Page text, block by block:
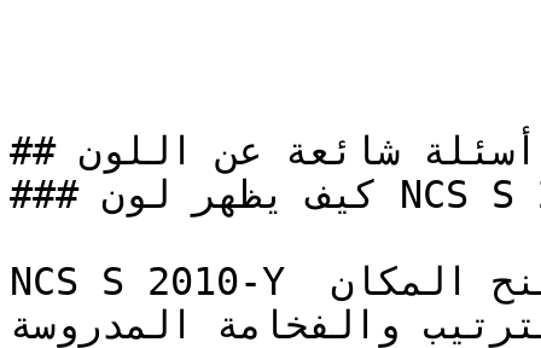
## أسئلة شائعة عن اللون
### كيف يظهر لون NCS S 2010-Y في الغرف مع الإضاءة؟
NCS S 2010-Y طلاء بيج دافئ بعمق ملموس، يمنح المكان
والفخامة المدروسة.